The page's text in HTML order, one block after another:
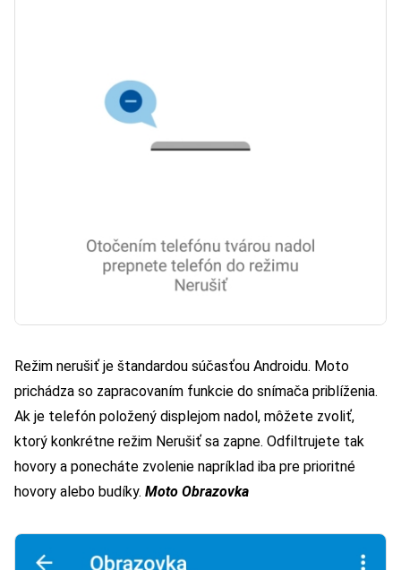
Režim nerušiť je štandardou súčasťou Androidu. Moto
prichádza so zapracovaním funkcie do snímača priblíženia.
Ak je telefón položený displejom nadol, môžete zvoliť,
ktorý konkrétne režim Nerušiť sa zapne. Odfiltrujete tak
hovory a ponecháte zvolenie napríklad iba pre prioritné
hovory alebo budíky. Moto Obrazovka